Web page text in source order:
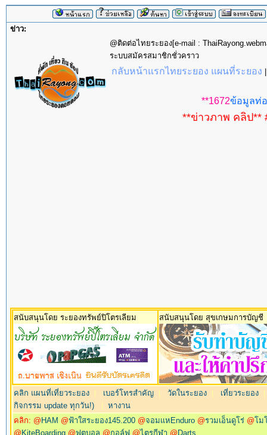
ข่าว:
@ติดต่อไทยระยอง[e-mail :
ระบบสมัครสมาชิกชั่วคราว
กลับหน้าแรกไทยระยอง แผนที่ระยอง
**1672ข้อมูลท่
**ข่าวภาพ คลิป**
สนับสนุนโดย ระยองทรัพย์ปิโตรเลียม สนับสนุนโดย สุขเกษมการบัญชี
คลิก แผนที่เที่ยวระยอง เบอร์โทรสำคัญ วัดในระยอง เที่ยวระยอง
กิจกรรม update ทุกวัน!) |หางาน
คลิก: @ HAM @ฟ้าใสระยอง145.200 @จอมแหEnduro @รวมเอ็นดูโร่ @โม
@ KiteBoarding @ฟุตบอล @กอล์ฟ @ไตรกีฬา @ Darts